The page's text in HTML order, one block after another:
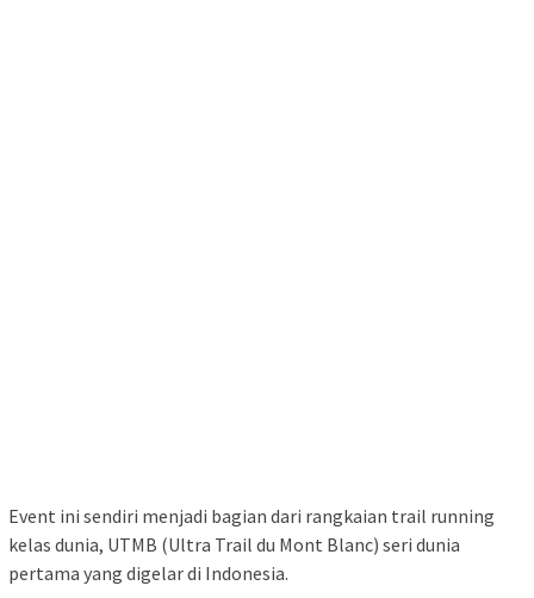
Event ini sendiri menjadi bagian dari rangkaian trail running
kelas dunia, UTMB (Ultra Trail du Mont Blanc) seri dunia
pertama yang digelar di Indonesia.